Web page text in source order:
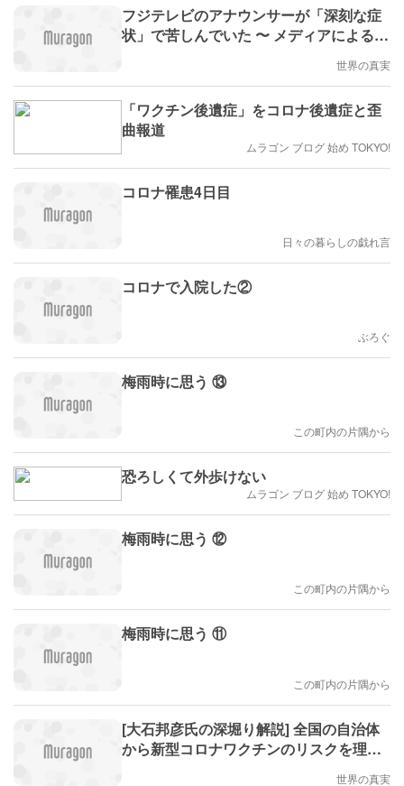
フジテレビのアナウンサーが「深刻な症
状」で苦しんでいた 〜 メディアによるワ
世界の真実
「ワクチン後遺症」をコロナ後遺症と歪
曲報道
ムラゴン ブログ 始め TOKYO!
コロナ罹患4日目
日々の暮らしの戯れ言
コロナで入院した②
ぶろぐ
梅雨時に思う ⑬
この町内の片隅から
恐ろしくて外歩けない
ムラゴン ブログ 始め TOKYO!
梅雨時に思う ⑫
この町内の片隅から
梅雨時に思う ⑪
この町内の片隅から
[大石邦彦氏の深堀り解説] 全国の自治体
から新型コロナワクチンのリスクを理解
世界の真実